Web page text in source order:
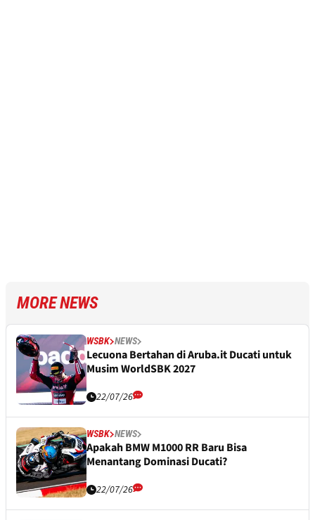
MORE NEWS
WSBK NEWS
Lecuona Bertahan di Aruba.it Ducati untuk
Musim WorldSBK 2027
22/07/26
WSBK NEWS
Apakah BMW M1000 RR Baru Bisa
Menantang Dominasi Ducati?
22/07/26